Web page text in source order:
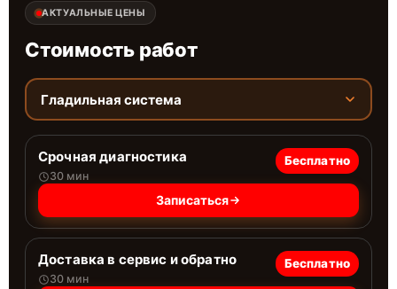
АКТУАЛЬНЫЕ ЦЕНЫ
Стоимость работ
Гладильная система
Срочная диагностика
30 мин
Бесплатно
Записаться
Доставка в сервис и обратно
30 мин
Бесплатно